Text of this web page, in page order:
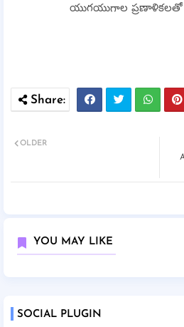
యుగయుగాల ప్రణాళికలతో
OLDER
YOU MAY LIKE
SOCIAL PLUGIN